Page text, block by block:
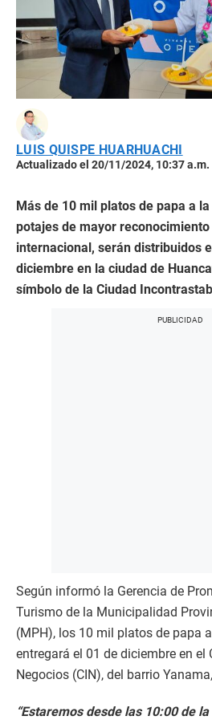
LUIS QUISPE HUARHUACHI
Actualizado el 20/11/2024, 10:37 a.m.
Más de 10 mil platos de papa a
potajes de mayor
internacional, serán distribuidos
diciembre en la ciudad de
símbolo de la Ciudad
Según informó la Gerencia de
Turismo de la Municipalidad
(MPH), los 10 mil platos de papa
entregará el 01 de diciembre en el
Negocios (CIN), del barrio
“Estaremos desde las 10:00 de